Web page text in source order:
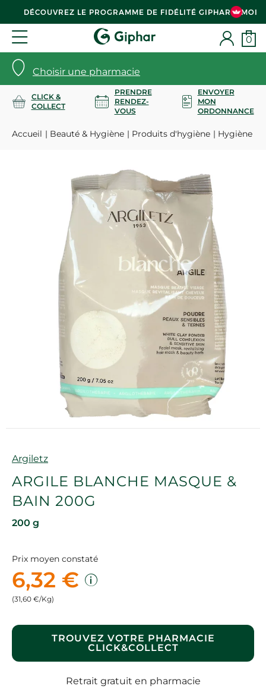
DÉCOUVREZ LE PROGRAMME DE FIDÉLITÉ GIPHAR & MOI
Choisir une pharmacie
0
CLICK &
COLLECT
PRENDRE
RENDEZ-
VOUS
ENVOYER
MON
ORDONNANCE
Accueil Beauté & Hygiène Produits d'hygiène Hygiène
Marque
Argiletz
ARGILE BLANCHE MASQUE &
BAIN 200G
200 g
Prix moyen constaté
6,32 €
(31,60 €/Kg)
TROUVEZ VOTRE PHARMACIE
CLICK&COLLECT
Retrait gratuit en pharmacie